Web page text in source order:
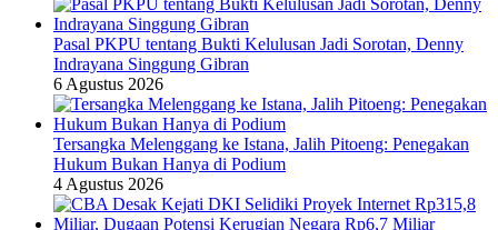
Pasal PKPU tentang Bukti Kelulusan Jadi Sorotan, Denny
Indrayana Singgung Gibran
6 Agustus 2026
Tersangka Melenggang ke Istana, Jalih Pitoeng: Penegakan
Hukum Bukan Hanya di Podium
4 Agustus 2026